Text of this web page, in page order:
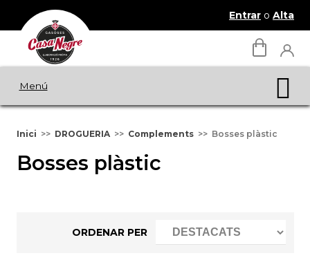
Entrar o Alta
Menú
Inici DROGUERIA Complements Bosses plàstic
Bosses plàstic
ORDENAR PER